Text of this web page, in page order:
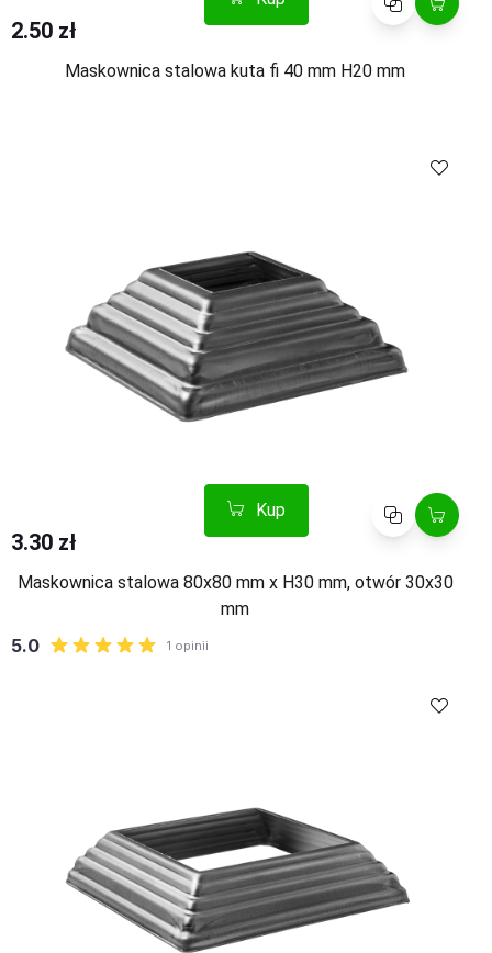
2.50 zł
Maskownica stalowa kuta fi 40 mm H20 mm
Kup Porównaj
3.30 zł
Maskownica stalowa 80x80 mm x H30 mm, otwór 30x30
mm